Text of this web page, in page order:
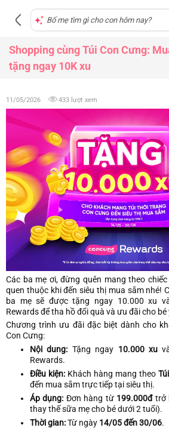
Shopping cùng Túi Con Cưng:
tặng ngay 10K xu
11/05/2026 433 lượt xem
Các ba mẹ ơi, đừng quên mang theo chiếc
quen thuộc khi đến siêu thị mua sắm nhé!
ba mẹ sẽ được tặng ngay 10.000 xu
Rewards để tha hồ đổi quà và ưu đãi cho bé
Chương trình ưu đãi đặc biệt dành cho
Con Cưng:
Nội dung: Tặng ngay 10.000 xu
Rewards.
Điều kiện: Khách hàng mang theo
đến mua sắm trực tiếp tại siêu thị.
Áp dụng: Đơn hàng từ 199.000đtrở
thay thế sữa mẹ cho bé dưới 2 tuổi).
Thời gian:Từ ngày 14/05 đến 30/06.